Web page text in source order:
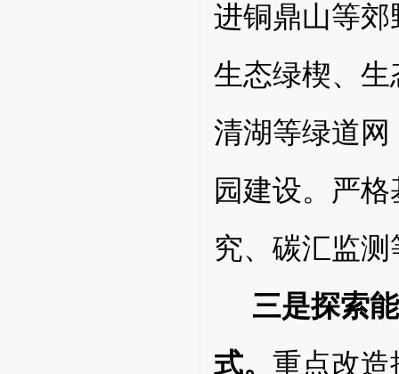
进铜鼎山等郊
生态绿楔、
清湖等绿道网
园建设。严
究、碳汇监
三是探索
式。 重点改造